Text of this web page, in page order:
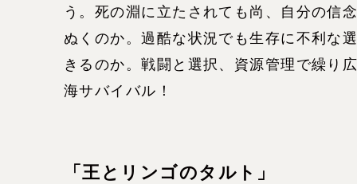
う。死の淵に立たされても尚、自分の信
ぬくのか。過酷な状況でも生存に不利な
きるのか。戦闘と選択、資源管理で繰り
海サバイバル！
「王とリンゴのタルト」